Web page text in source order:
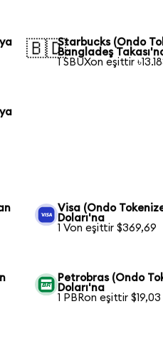
🇧🇩Starbucks (Ondo
Bangladeş
1 SBUXon eşittir
Visa (Ondo
Doları'na
1 Von eşittir $369,69
Petrobras (Ondo
Doları'na
1 PBRon eşittir $19,03